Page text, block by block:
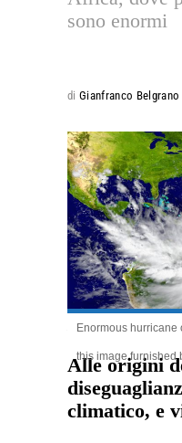
sono enormi
di Gianfranco Belgrano
9.71k
Enormous hurricane
this image furnished
Alle origini
climatico, e